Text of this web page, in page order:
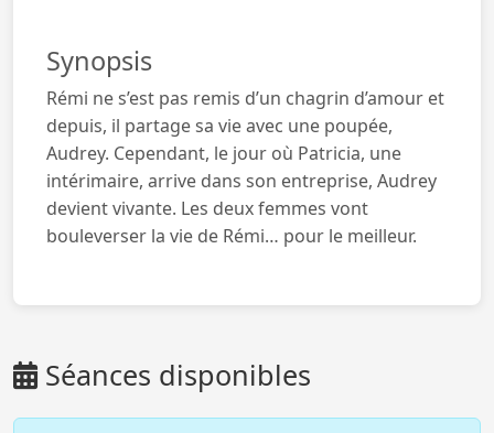
Synopsis
Rémi ne s’est pas remis d’un chagrin d’amour et
depuis, il partage sa vie avec une poupée,
Audrey. Cependant, le jour où Patricia, une
intérimaire, arrive dans son entreprise, Audrey
devient vivante. Les deux femmes vont
bouleverser la vie de Rémi… pour le meilleur.
Séances disponibles